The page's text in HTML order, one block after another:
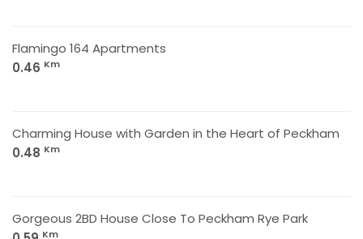
Flamingo 164 Apartments
0.46 Km
Charming House with Garden in the Heart of Peckham
0.48 Km
Gorgeous 2BD House Close To Peckham Rye Park
Km